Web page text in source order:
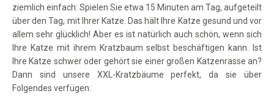
ziemlich einfach: Spielen Sie etwa 15 Minuten am Tag, aufgeteilt
über den Tag, mit Ihrer Katze. Das hält Ihre Katze gesund und vor
allem sehr glücklich! Aber es ist natürlich auch schön, wenn sich
Ihre Katze mit ihrem Kratzbaum selbst beschäftigen kann. Ist
Ihre Katze schwer oder gehört sie einer großen Katzenrasse an?
Dann sind unsere XXL-Kratzbäume perfekt, da sie über
Folgendes verfügen: